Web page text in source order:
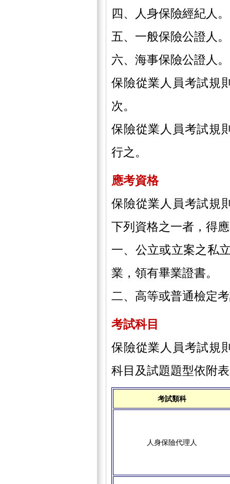
四、人身保險經紀人。
五、一般保險公證人。
六、海事保險公證人。
保險從業人員考試規
次。
保險從業人員考試規
行之。
應考資格
保險從業人員考試規
下列資格之一者，得
一、公立或立案之私
業，領有畢業證書。
二、高等或普通檢定
考試科目
保險從業人員考試規
科目及試題題型依附
考試類科
人身保險代理人